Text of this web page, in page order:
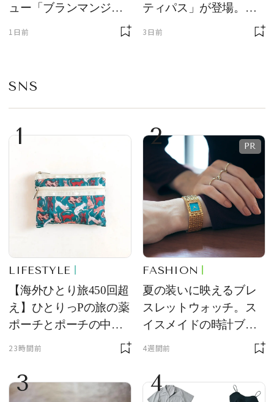
ュー「ブランマンジ
ェ」「ダックワーズ」
1日前
ティパス」が登場。ミ
ニサイズもラインナッ
3日前
SNS
1
LIFESTYLE
【海外ひとり旅450回超
え】ひとりっPの旅の薬
ポーチとポーチの中身
を初公開！ 本当に使え
ム
23時間前
2
FASHION
夏の装いに映えるブレ
スレットウォッチ。ス
イスメイドの時計ブラ
ンド【フレデリック・
をレビュー。【それい
け！ 良品ハンター】
4週間前
3 4